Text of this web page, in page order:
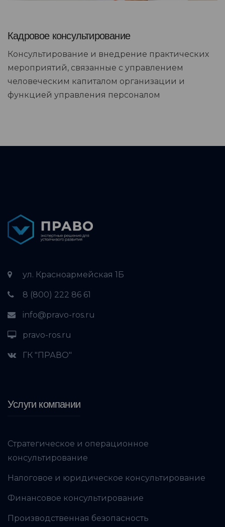
Кадровое консультирование
Консультирование и внедрение практических
мероприятий, связанные с управлением
человеческим капиталом организации и
функцией управления персоналом
ул. Красноармейская 1Б
8 (800) 222 86 61
info@pravo-ros.ru
pravo-ros.ru
ГК "ПРАВО"
Услуги компании
Стратегическое и операционное
консультирование
Налоговое и юридическое консультирование
Финансовое консультирование
Производственная безопасность